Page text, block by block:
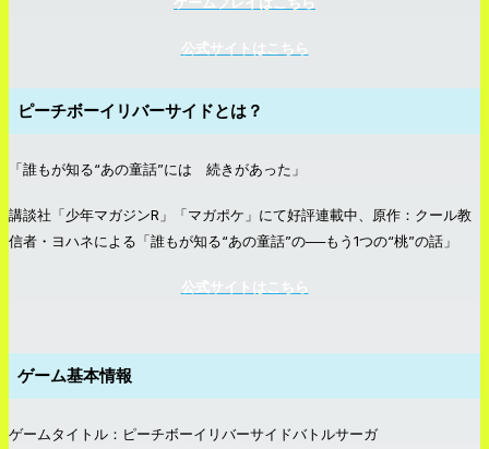
公式サイトはこちら
ピーチボーイリバーサイドとは？
「誰もが知る“あの童話”には 続きがあった」
講談社「少年マガジンR」「マガポケ」にて好評連載中、原作：クール教
信者・ヨハネによる「誰もが知る“あの童話”の──もう1つの“桃”の話」
ゲーム基本情報
ゲームタイトル：ピーチボーイリバーサイドバトルサーガ